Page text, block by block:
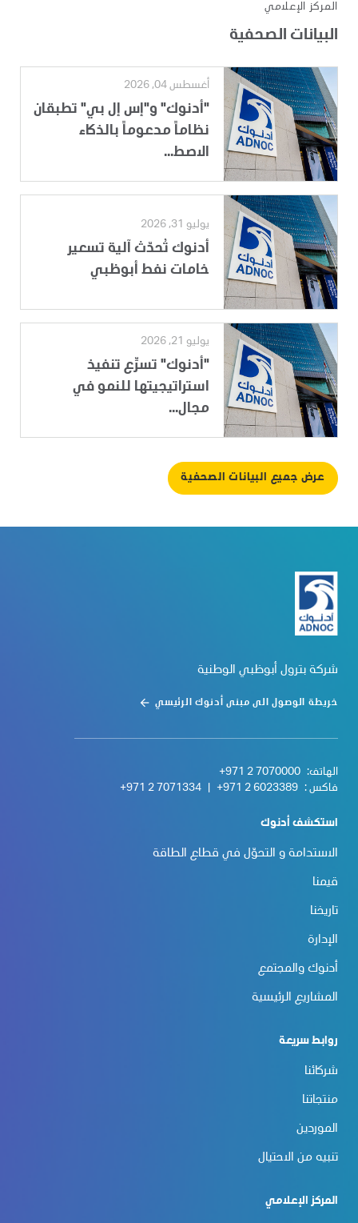
المركز الإعلامي
البيانات الصحفية
أغسطس 04, 2026
"أدنوك" و"إس إل بي" تطبقان
نظاماً مدعوماً بالذكاء
الاصط...
يوليو 31, 2026
أدنوك تُحدّث آلية تسعير
خامات نفط أبوظبي
يوليو 21, 2026
"أدنوك" تسرِّع تنفيذ
استراتيجيتها للنمو في
مجال...
عرض جميع البيانات الصحفية
شركة بترول أبوظبي الوطنية
خريطة الوصول الى مبنى أدنوك الرئيسي
الهاتف: +971 2 7070000
فاكس : +971 2 6023389
+971 2 7071334
استكشف أدنوك
الاستدامة و التحوّل في قطاع الطاقة
قيمنا
تاريخنا
الإدارة
أدنوك والمجتمع
المشاريع الرئيسية
روابط سريعة
شركائنا
منتجاتنا
الموردين
تنبيه من الاحتيال
المركز الإعلامي